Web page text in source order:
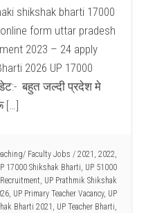
shikshak bharti 17000
form uttar pradesh
2023 – 24 apply
2026 UP 17000
बहुत जल्दी प्रदेश मे
[…]
Faculty Jobs / 2021 , 2022,
17000 Shikshak Bharti, UP 51000
, UP Prathmik Shikshak
, UP Primary Teacher Vacancy, UP
Bharti 2021 , UP Teacher Bharti,